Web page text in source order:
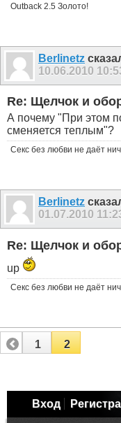
Outback 2.5 Золото!
Berlinetz
10.06.2010
Re: Щелчок и
А почему "При этом
сменяется теплым"?
Секс без любви не даёт
Berlinetz
01.07.2010
Re: Щелчок и
up
Секс без любви не даёт
1 2
Вход